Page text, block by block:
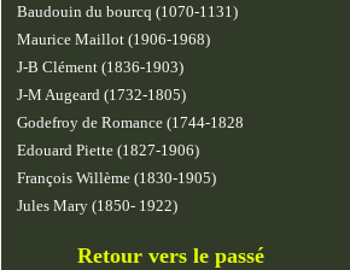
Baudouin du bourcq (1070-1131)
Maurice Maillot (1906-1968)
J-B Clément (1836-1903)
J-M Augeard (1732-1805)
Godefroy de Romance (1744-1828
Edouard Piette (1827-1906)
François Willème (1830-1905)
Jules Mary (1850- 1922)
Retour vers le passé